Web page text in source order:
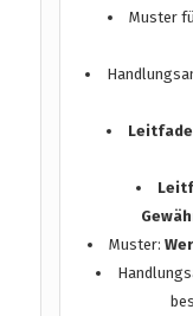
Muster
Muster: